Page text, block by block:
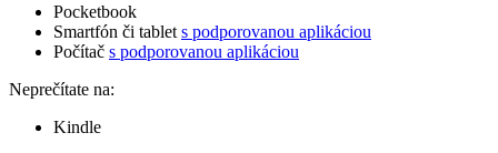
Pocketbook
Smartfón či tablet s podporovanou aplikáciou
Počítač s podporovanou aplikáciou
Neprečítate na:
Kindle